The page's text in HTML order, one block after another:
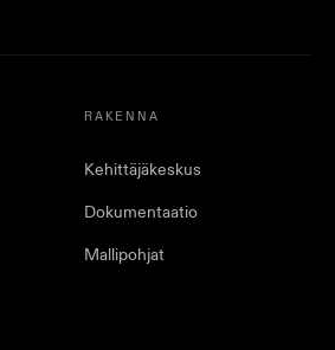
RAKENNA
Kehittäjäkeskus
Dokumentaatio
Mallipohjat